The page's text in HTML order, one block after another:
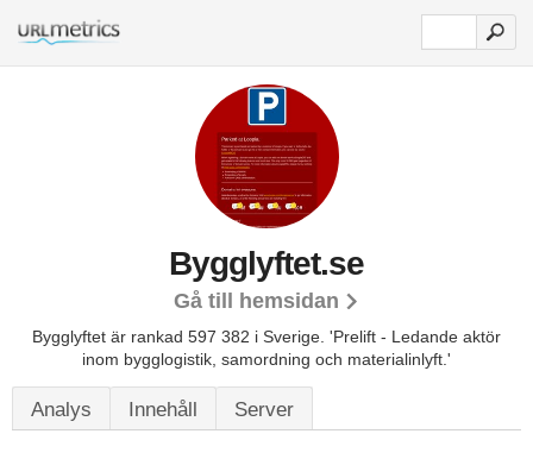
Bygglyftet.se
Gå till hemsidan
Bygglyftet är rankad 597 382 i Sverige. 'Prelift - Ledande aktör
inom bygglogistik, samordning och materialinlyft.'
Analys Innehåll Server